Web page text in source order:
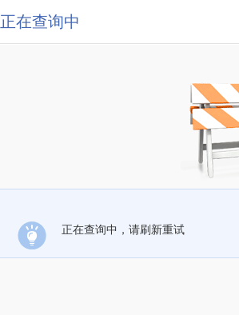
正在查询中
正在查询中，请刷新重试